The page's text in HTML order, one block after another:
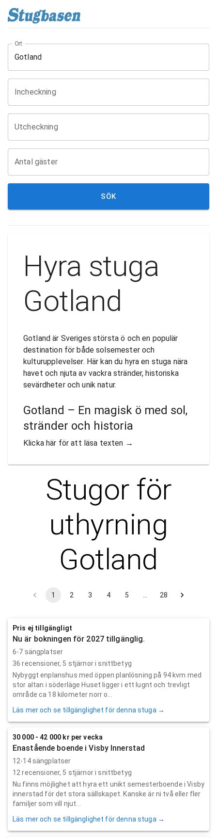
Ort
Incheckning
Utcheckning
Antal gäster
SÖK
Hyra stuga
Gotland
Gotland är Sveriges största ö och en populär
destination för både solsemester och
kulturupplevelser. Här kan du hyra en stuga nära
havet och njuta av vackra stränder, historiska
sevärdheter och unik natur.
Gotland – En magisk ö med sol,
stränder och historia
Klicka här för att läsa texten →
Stugor för
uthyrning
Gotland
1 2 3 4 5 … 28
Pris ej tillgängligt
Nu är bokningen för 2027 tillgänglig.
6-7 sängplatser
36 recensioner, 5 stjärnor i snittbetyg
Nybyggt enplanshus med öppen planlösning på 94 kvm med
stor altan i söderläge Huset ligger i ett lugnt och trevligt
område ca 18 kilometer norr o...
Läs mer och se tillgänglighet för denna stuga →
30 000 - 42 000 kr per vecka
Enastående boende i Visby Innerstad
12-14 sängplatser
12recensioner, 5 stjärnor i snittbetyg
Nu finns möjlighet att hyra ett unikt semesterboende i Visby
innerstad för det stora sällskapet. Kanske är ni två eller fler
familjer som vill njut...
Läs mer och se tillgänglighet för denna stuga →